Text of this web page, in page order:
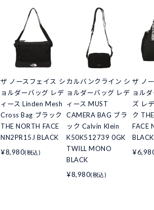
ザ ノースフェイス シ
ョルダーバッグ レデ
ィース Linden Mesh
Cross Bag ブラック
THE NORTH FACE
NN2PR15J BLACK
¥8,980(税込)
カルバンクライン シ
ョルダーバッグ レデ
ィース MUST
CAMERA BAG ブラ
ック Calvin Klein
K50K512739 0GK
TWILL MONO
BLACK
¥8,980(税込)
ザ ノ
ョル
ズ レ
ク
FACE
BLACK